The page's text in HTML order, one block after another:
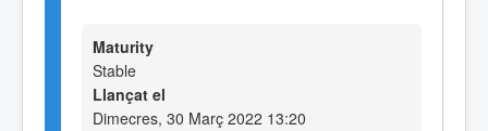
Maturity
Stable
Llançat el
Dimecres, 30 Març 2022 13:20